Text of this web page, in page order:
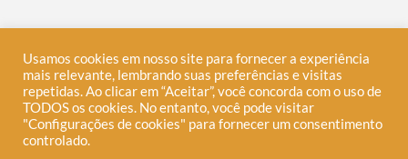
34.062.758/0001-76
EDITORA TELHA LTDA
Av. Nossa Sra. de Copacabana 6, 701, Leme, Rio de
Usamos cookies em nosso site para fornecer a experiência
mais relevante, lembrando suas preferências e visitas
repetidas. Ao clicar em “Aceitar”, você concorda com o uso de
TODOS os cookies. No entanto, você pode visitar
"Configurações de cookies" para fornecer um consentimento
controlado.